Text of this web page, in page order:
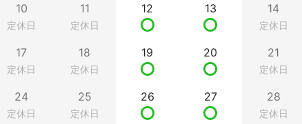
10
定休日
11
定休日
12 13 14
定休日
17
定休日
18
定休日
19 20 21
定休日
24
定休日
25
定休日
26 27 28
定休日